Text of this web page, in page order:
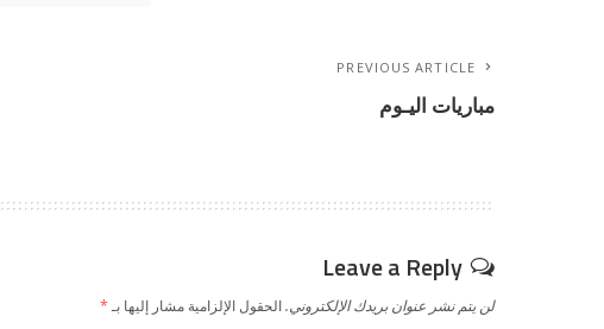
PREVIOUS ARTICLE
مباريات اليـوم
Leave a Reply
لن يتم نشر عنوان بريدك الإلكتروني.الحقول الإلزامية مشار إليها بـ*